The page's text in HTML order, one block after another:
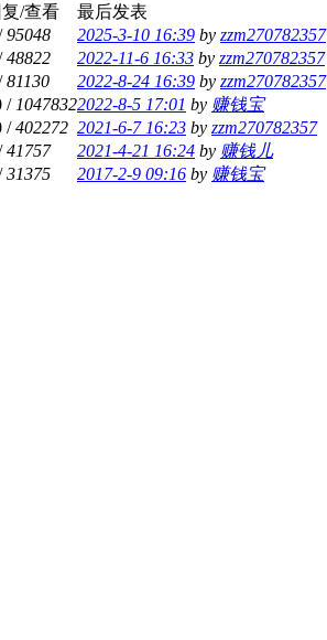
复/查看
最后发表
95048 2025-3-10 16:39 by zzm270782357
48822 2022-11-6 16:33 by zzm270782357
81130 2022-8-24 16:39 by zzm270782357
/ 10478322022-8-5 17:01 by 赚钱宝
/402272 2021-6-7 16:23 by zzm270782357
41757 2021-4-21 16:24 by 赚钱儿
31375 2017-2-9 09:16 by 赚钱宝